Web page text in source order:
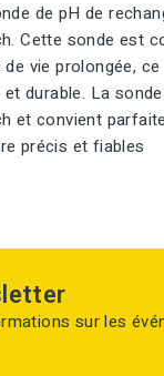
de pH de
Cette sonde est
de vie prolongée,
durable. La
et convient
précis et fiables
sur les